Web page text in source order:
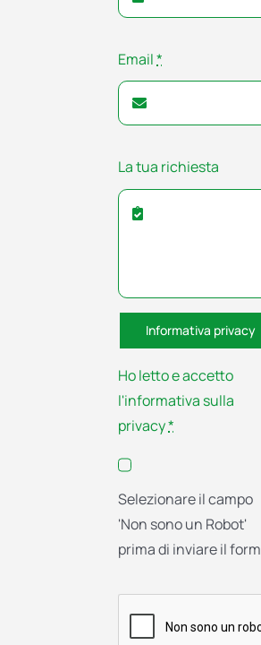
Email*
La tua richiesta
Informativa privacy
Ho letto e accetto
l'informativa sulla
privacy*
Selezionare il campo
'Non sono un Robot'
prima di inviare il form